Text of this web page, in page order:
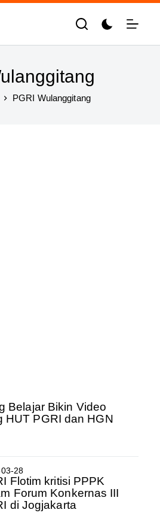
PGRI Wulanggitang
Belajar Bikin Video
HUT PGRI dan HGN
28
Flotim kritisi PPPK
Forum Konkernas III
di Jogjakarta